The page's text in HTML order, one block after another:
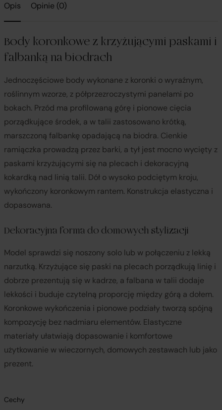
Opis Opinie (0)
Body koronkowe z krzyżującymi paskami i
falbanką na biodrach
Jednoczęściowe body wykonane z koronki o wyraźnym,
roślinnym wzorze, z półprzezroczystymi panelami po
bokach. Przód ma profilowaną górę i pionowe cięcia
porządkujące środek, a w talii zastosowano krótką,
marszczoną falbankę opadającą na biodra. Cienkie
ramiączka prowadzą przez barki, a tył jest mocno wycięty z
paskami krzyżującymi się na plecach i dekoracyjną
kokardką nad linią talii. Dół o wysoko podciętym kroju,
wykończony koronkowym rantem. Konstrukcja elastyczna i
dopasowana.
Dekoracyjna forma do domowych stylizacji
Model sprawdzi się noszony solo lub w połączeniu z lekką
narzutką. Krzyżujące się paski na plecach porządkują linię i
dobrze prezentują się w kadrze, a falbana w talii dodaje
lekkości i buduje czytelną proporcję między górą a dołem.
Koronkowe wykończenia i pionowe podziały tworzą spójną
kompozycję bez nadmiaru elementów. Elastyczne
materiały ułatwiają dopasowanie i komfortowe
użytkowanie w wieczornych, domowych zestawach lub jako
prezent.
Cechy